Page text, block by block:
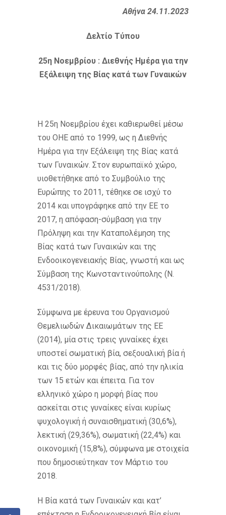
Αθήνα 24.11.2023
Δελτίο Τύπου
25η Νοεμβρίου : Διεθνής Ημέρα για την
Εξάλειψη της Βίας κατά των Γυναικών
Η 25η Νοεμβρίου έχει καθιερωθεί μέσω
του ΟΗΕ από το 1999, ως η Διεθνής
Ημέρα για την Εξάλειψη της Βίας κατά
των Γυναικών. Στον ευρωπαϊκό χώρο,
υιοθετήθηκε από το Συμβούλιο της
Ευρώπης το 2011, τέθηκε σε ισχύ το
2014 και υπογράφηκε από την ΕΕ το
2017, η απόφαση-σύμβαση για την
Πρόληψη και την Καταπολέμηση της
Βίας κατά των Γυναικών και της
Ενδοοικογενειακής Βίας, γνωστή και ως
Σύμβαση της Κωνσταντινούπολης (Ν.
4531/2018).
Σύμφωνα με έρευνα του Οργανισμού
Θεμελιωδών Δικαιωμάτων της ΕΕ
(2014), μία στις τρεις γυναίκες έχει
υποστεί σωματική βία, σεξουαλική βία ή
και τις δύο μορφές βίας, από την ηλικία
των 15 ετών και έπειτα. Για τον
ελληνικό χώρο η μορφή βίας που
ασκείται στις γυναίκες είναι κυρίως
ψυχολογική ή συναισθηματική (30,6%),
λεκτική (29,36%), σωματική (22,4%) και
οικονομική (15,8%), σύμφωνα με στοιχεία
που δημοσιεύτηκαν τον Μάρτιο του
2018.
Η Βία κατά των Γυναικών και κατ’